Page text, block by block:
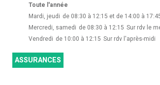
Toute l'année
Mardi, jeudi de 08:30 à 12:15 et de 14:00 à
Mercredi, samedi de 08:30 à 12:15 Sur rdv le
Vendredi de 10:00 à 12:15 Sur rdv l'après-midi
ASSURANCES